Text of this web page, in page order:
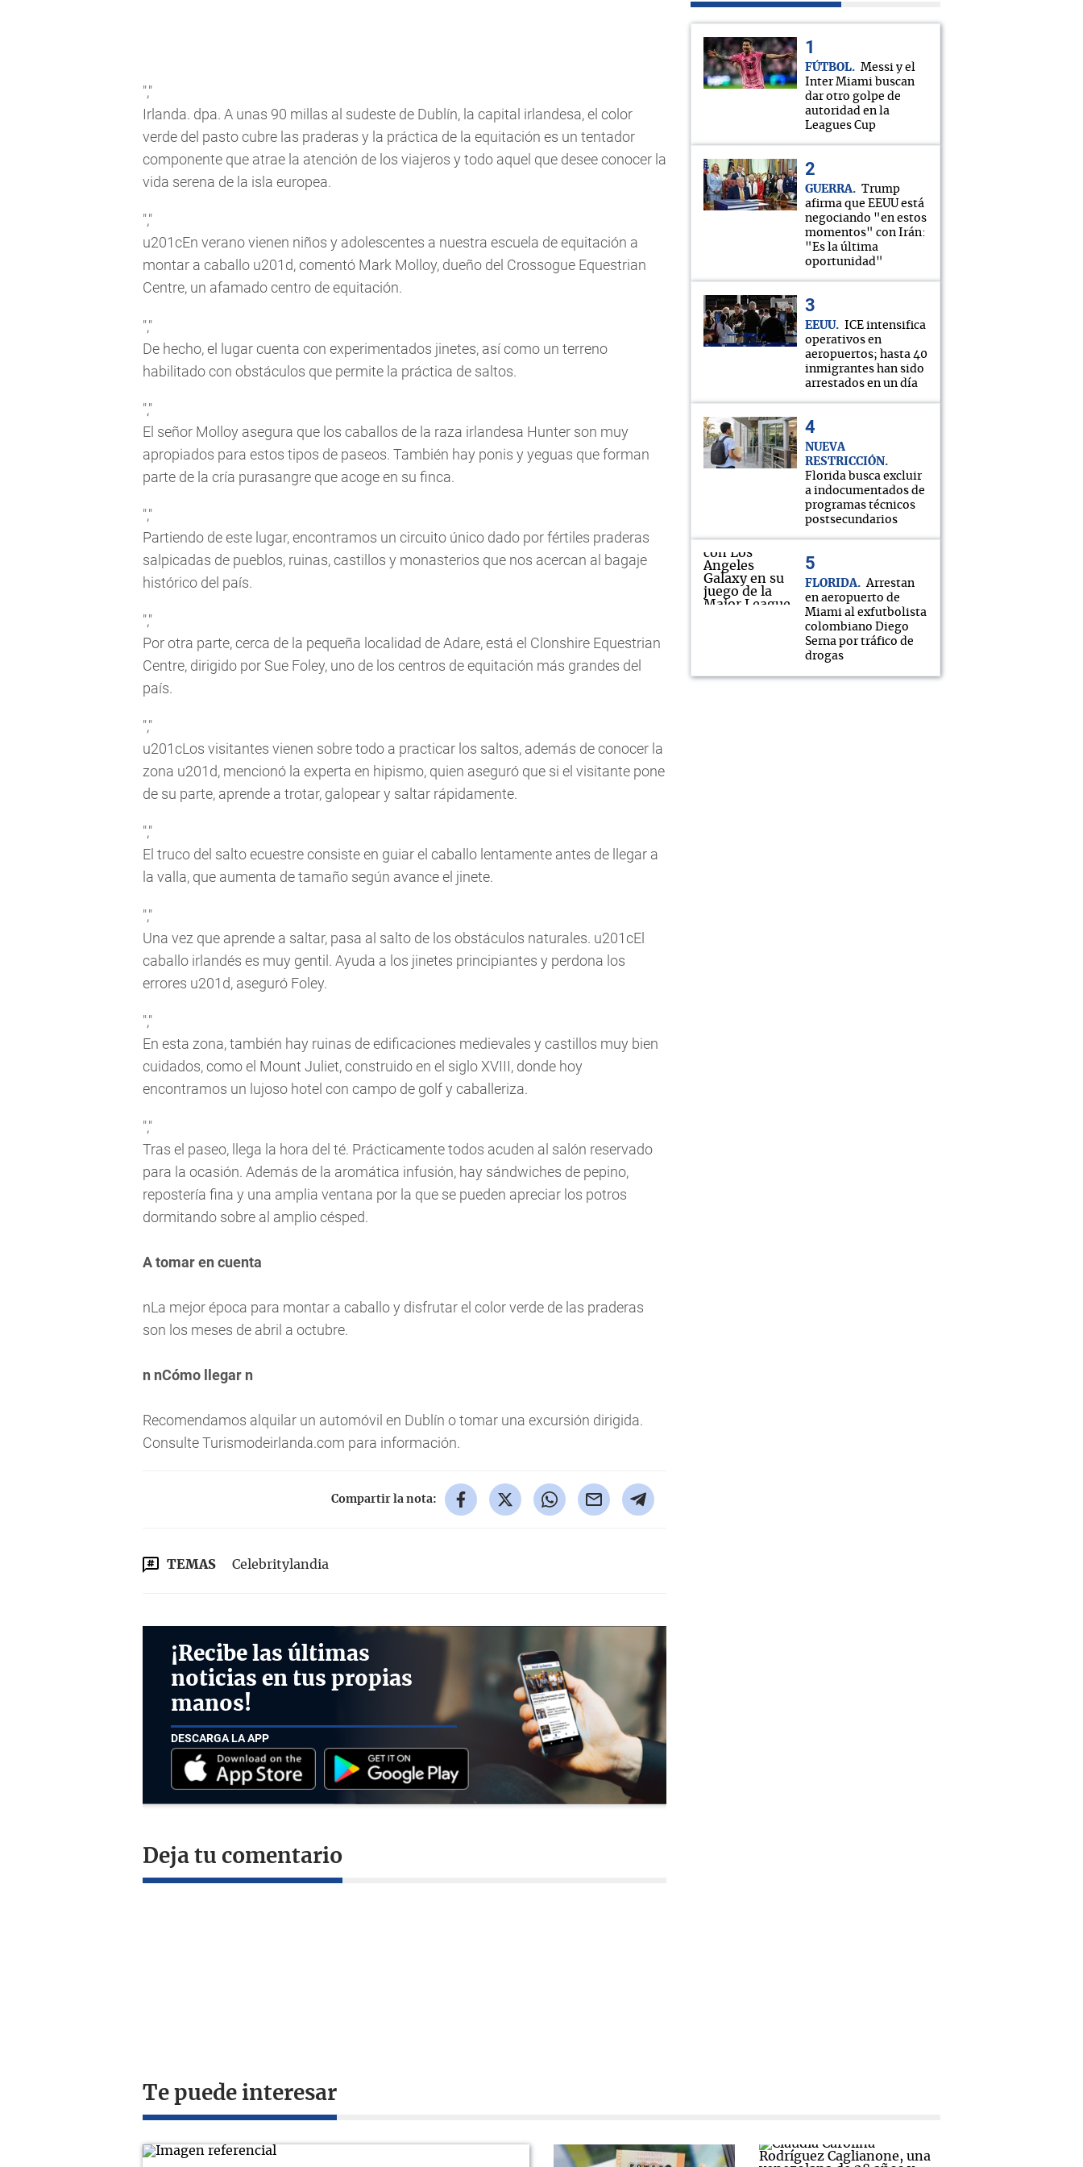
","
Irlanda. dpa. A unas 90 millas al sudeste de Dublín, la capital irlandesa, el color
verde del pasto cubre las praderas y la práctica de la equitación es un tentador
componente que atrae la atención de los viajeros y todo aquel que desee conocer la
vida serena de la isla europea.
","
u201cEn verano vienen niños y adolescentes a nuestra escuela de equitación a
montar a caballo u201d, comentó Mark Molloy, dueño del Crossogue Equestrian
Centre, un afamado centro de equitación.
","
De hecho, el lugar cuenta con experimentados jinetes, así como un terreno
habilitado con obstáculos que permite la práctica de saltos.
","
El señor Molloy asegura que los caballos de la raza irlandesa Hunter son muy
apropiados para estos tipos de paseos. También hay ponis y yeguas que forman
parte de la cría purasangre que acoge en su finca.
","
Partiendo de este lugar, encontramos un circuito único dado por fértiles praderas
salpicadas de pueblos, ruinas, castillos y monasterios que nos acercan al bagaje
histórico del país.
","
Por otra parte, cerca de la pequeña localidad de Adare, está el Clonshire Equestrian
Centre, dirigido por Sue Foley, uno de los centros de equitación más grandes del
país.
","
u201cLos visitantes vienen sobre todo a practicar los saltos, además de conocer la
zona u201d, mencionó la experta en hipismo, quien aseguró que si el visitante pone
de su parte, aprende a trotar, galopear y saltar rápidamente.
","
El truco del salto ecuestre consiste en guiar el caballo lentamente antes de llegar a
la valla, que aumenta de tamaño según avance el jinete.
","
Una vez que aprende a saltar, pasa al salto de los obstáculos naturales. u201cEl
caballo irlandés es muy gentil. Ayuda a los jinetes principiantes y perdona los
errores u201d, aseguró Foley.
","
En esta zona, también hay ruinas de edificaciones medievales y castillos muy bien
cuidados, como el Mount Juliet, construido en el siglo XVIII, donde hoy
encontramos un lujoso hotel con campo de golf y caballeriza.
","
Tras el paseo, llega la hora del té. Prácticamente todos acuden al salón reservado
para la ocasión. Además de la aromática infusión, hay sándwiches de pepino,
repostería fina y una amplia ventana por la que se pueden apreciar los potros
dormitando sobre al amplio césped.
A tomar en cuenta
nLa mejor época para montar a caballo y disfrutar el color verde de las praderas
son los meses de abril a octubre.
n nCómo llegar n
Recomendamos alquilar un automóvil en Dublín o tomar una excursión dirigida.
Consulte Turismodeirlanda.com para información.
Compartir la nota:
TEMAS Celebritylandia
¡Recibe las últimas
noticias en tus propias
manos!
DESCARGA LA APP
Deja tu comentario
FÚTBOL
Messi y el
Inter Miami buscan
dar otro golpe de
autoridad en la
Leagues Cup
GUERRA
Trump
afirma que EEUU está
negociando "en estos
momentos" con Irán:
"Es la última
oportunidad"
EEUU
ICE intensifica
operativos en
aeropuertos; hasta 40
inmigrantes han sido
arrestados en un día
NUEVA
RESTRICCIÓN
Florida busca excluir
a indocumentados de
programas técnicos
postsecundarios
FLORIDA
Arrestan
en aeropuerto de
Miami al exfutbolista
colombiano Diego
Serna por tráfico de
drogas
Te puede interesar